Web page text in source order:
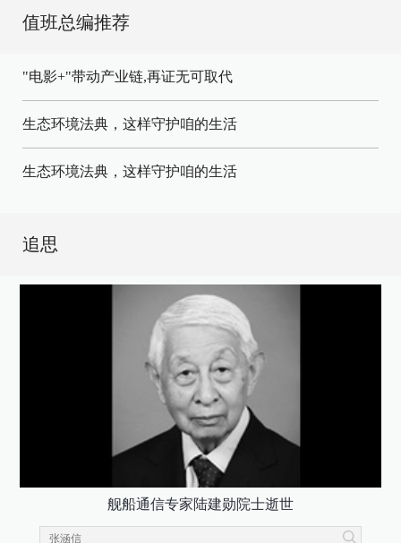
值班总编推荐
"电影+"带动产业链,再证无可取代
生态环境法典，这样守护咱的生活
生态环境法典，这样守护咱的生活
追思
舰船通信专家陆建勋院士逝世